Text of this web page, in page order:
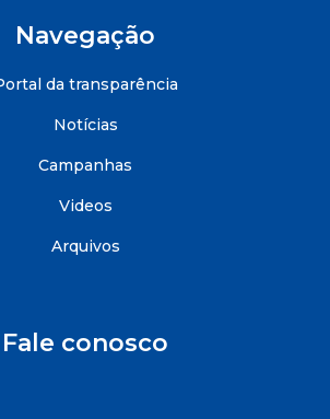
Navegação
da transparência
Notícias
Campanhas
Videos
Arquivos
Fale conosco